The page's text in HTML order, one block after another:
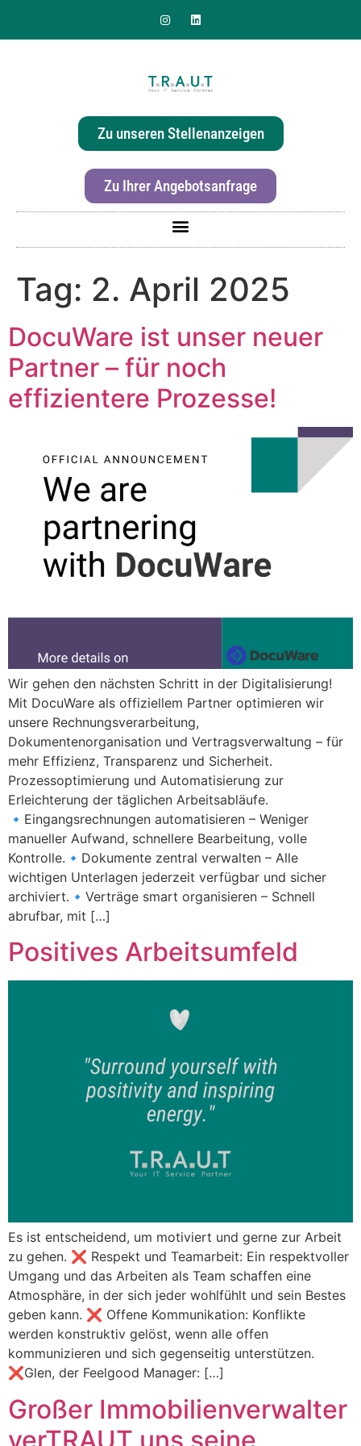
Zu unseren Stellenanzeigen
Zu Ihrer Angebotsanfrage
Tag: 2. April 2025
DocuWare ist unser neuer
Partner – für noch
effizientere Prozesse!
Wir gehen den nächsten Schritt in der Digitalisierung!
Mit DocuWare als offiziellem Partner optimieren wir
unsere Rechnungsverarbeitung,
Dokumentenorganisation und Vertragsverwaltung – für
mehr Effizienz, Transparenz und Sicherheit.
Prozessoptimierung und Automatisierung zur
Erleichterung der täglichen Arbeitsabläufe.
🔹Eingangsrechnungen automatisieren – Weniger
manueller Aufwand, schnellere Bearbeitung, volle
Kontrolle.🔹Dokumente zentral verwalten – Alle
wichtigen Unterlagen jederzeit verfügbar und sicher
archiviert.🔹Verträge smart organisieren – Schnell
abrufbar, mit […]
Positives Arbeitsumfeld
Es ist entscheidend, um motiviert und gerne zur Arbeit
zu gehen. ❌ Respekt und Teamarbeit: Ein respektvoller
Umgang und das Arbeiten als Team schaffen eine
Atmosphäre, in der sich jeder wohlfühlt und sein Bestes
geben kann. ❌ Offene Kommunikation: Konflikte
werden konstruktiv gelöst, wenn alle offen
kommunizieren und sich gegenseitig unterstützen.
❌Glen, der Feelgood Manager: […]
Großer Immobilienverwalter
Sie suchen nach einer
effizienten & hochwertigen
Druckerlösung für Ihr Büro?
Für mehr Informationen zur Canon imageRunner
ADVANCE DX C3926i einfach
Oder kontaktieren Sie uns über dieses Formular: